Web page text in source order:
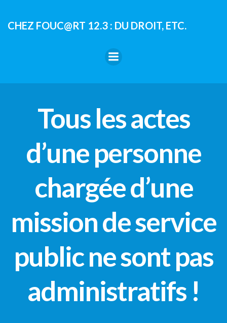
contenu
CHEZ FOUC@RT 12.3 : DU DROIT, ETC.
Tous les actes
d’une personne
chargée d’une
mission de service
public ne sont pas
administratifs !